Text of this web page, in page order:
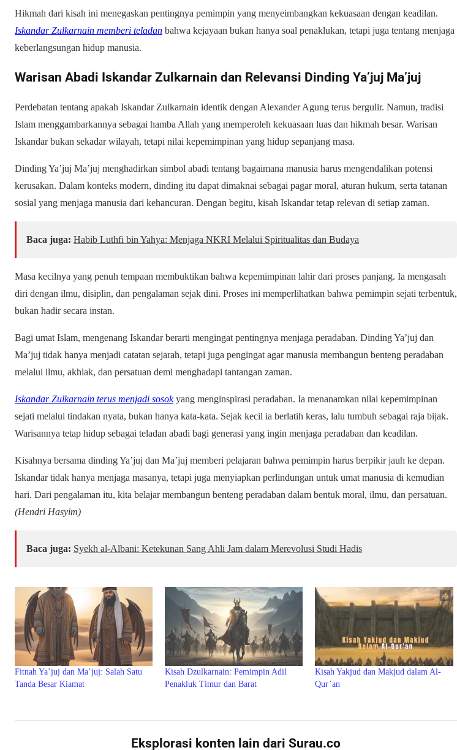
Hikmah dari kisah ini menegaskan pentingnya pemimpin yang menyeimbangkan kekuasaan dengan keadilan.
Iskandar Zulkarnain memberi teladan bahwa kejayaan bukan hanya soal penaklukan, tetapi juga tentang menjaga
keberlangsungan hidup manusia.
Warisan Abadi Iskandar Zulkarnain dan Relevansi Dinding Ya’juj Ma’juj
Perdebatan tentang apakah Iskandar Zulkarnain identik dengan Alexander Agung terus bergulir. Namun, tradisi
Islam menggambarkannya sebagai hamba Allah yang memperoleh kekuasaan luas dan hikmah besar. Warisan
Iskandar bukan sekadar wilayah, tetapi nilai kepemimpinan yang hidup sepanjang masa.
Dinding Ya’juj Ma’juj menghadirkan simbol abadi tentang bagaimana manusia harus mengendalikan potensi
kerusakan. Dalam konteks modern, dinding itu dapat dimaknai sebagai pagar moral, aturan hukum, serta tatanan
sosial yang menjaga manusia dari kehancuran. Dengan begitu, kisah Iskandar tetap relevan di setiap zaman.
Baca juga: Habib Luthfi bin Yahya: Menjaga NKRI Melalui Spiritualitas dan Budaya
Masa kecilnya yang penuh tempaan membuktikan bahwa kepemimpinan lahir dari proses panjang. Ia mengasah
diri dengan ilmu, disiplin, dan pengalaman sejak dini. Proses ini memperlihatkan bahwa pemimpin sejati terbentuk,
bukan hadir secara instan.
Bagi umat Islam, mengenang Iskandar berarti mengingat pentingnya menjaga peradaban. Dinding Ya’juj dan
Ma’juj tidak hanya menjadi catatan sejarah, tetapi juga pengingat agar manusia membangun benteng peradaban
melalui ilmu, akhlak, dan persatuan demi menghadapi tantangan zaman.
Iskandar Zulkarnain terus menjadi sosokyang menginspirasi peradaban. Ia menanamkan nilai kepemimpinan
sejati melalui tindakan nyata, bukan hanya kata-kata. Sejak kecil ia berlatih keras, lalu tumbuh sebagai raja bijak.
Warisannya tetap hidup sebagai teladan abadi bagi generasi yang ingin menjaga peradaban dan keadilan.
Kisahnya bersama dinding Ya’juj dan Ma’juj memberi pelajaran bahwa pemimpin harus berpikir jauh ke depan.
Iskandar tidak hanya menjaga masanya, tetapi juga menyiapkan perlindungan untuk umat manusia di kemudian
hari. Dari pengalaman itu, kita belajar membangun benteng peradaban dalam bentuk moral, ilmu, dan persatuan.
(Hendri Hasyim)
Baca juga: Syekh al-Albani: Ketekunan Sang Ahli Jam dalam Merevolusi Studi Hadis
Fitnah Ya’juj dan Ma’juj: Salah Satu
Tanda Besar Kiamat
Kisah Dzulkarnain: Pemimpin Adil
Penakluk Timur dan Barat
Kisah Yakjud dan Makjud dalam Al-
Qur’an
Eksplorasi konten lain dari Surau.co